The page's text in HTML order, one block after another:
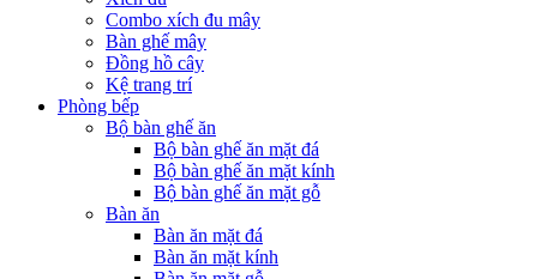
Combo xích đu mây
Bàn ghế mây
Đồng hồ cây
Kệ trang trí
Phòng bếp
Bộ bàn ghế ăn
Bộ bàn ghế ăn mặt đá
Bộ bàn ghế ăn mặt kính
Bộ bàn ghế ăn mặt gỗ
Bàn ăn
Bàn ăn mặt đá
Bàn ăn mặt kính